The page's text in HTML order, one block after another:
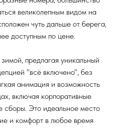
великолепным видом на
чуть дальше от берега,
доступным по цене.
предлагая уникальный
"всё включено", без
анимация и возможность
включая корпоративные
сборы. Это идеальное место
и комфорт в любое время